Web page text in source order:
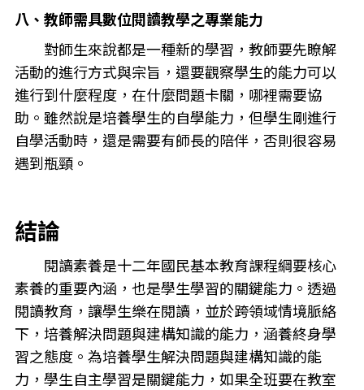
八、教師需具數位閱讀教學之專業能力
對師生來說都是一種新的學習，教師要先瞭解
活動的進行方式與宗旨，還要觀察學生的能力可以
進行到什麼程度，在什麼問題卡關，哪裡需要協
助。雖然說是培養學生的自學能力，但學生剛進行
自學活動時，還是需要有師長的陪伴，否則很容易
遇到瓶頸。
結論
閱讀素養是十二年國民基本教育課程綱要核心
素養的重要內涵，也是學生學習的關鍵能力。透過
閱讀教育，讓學生樂在閱讀，並於跨領域情境脈絡
下，培養解決問題與建構知識的能力，涵養終身學
習之態度。為培養學生解決問題與建構知識的能
力，學生自主學習是關鍵能力，如果全班要在教室